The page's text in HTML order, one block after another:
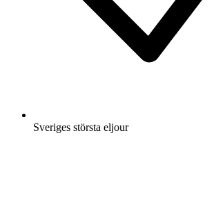
Sveriges största eljour